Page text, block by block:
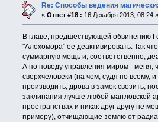
Re: Способы ведения
«Ответ #18 : 16 Декабря 2013, 08:24 »
В главе, предшествующей обвинению
"Алохомора" ее деактивировать. Так
суммарную мощь и, соответственно,
А по поводу управления миром - меня,
сверхчеловеки (на чем, судя по всему,
производить, дрова в замок свозить,
заклинания лучше любой маггловской
пространствах и никак друг другу
примеру), отчищающие землю от